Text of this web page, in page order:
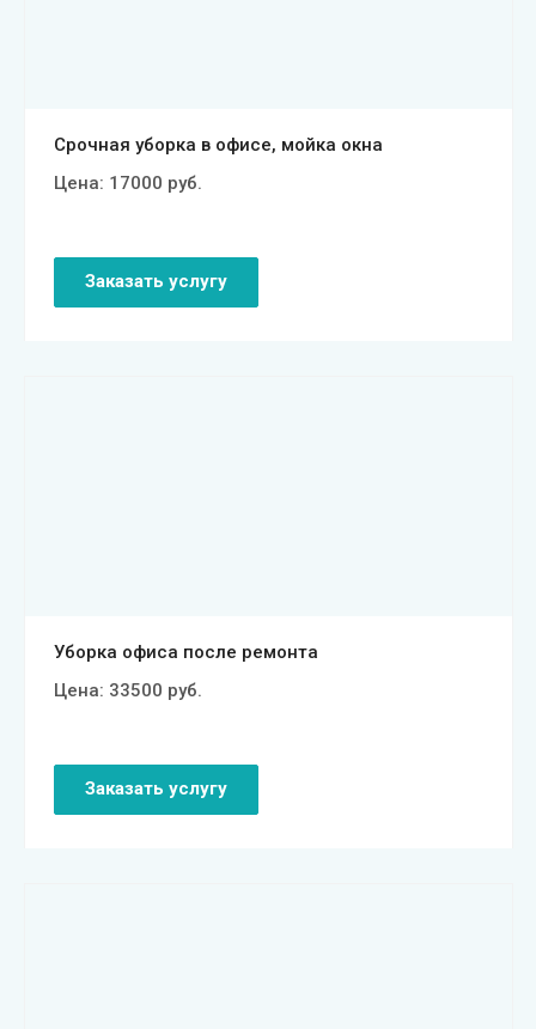
Срочная уборка в офисе, мойка окна
Цена: 17000 руб.
Заказать услугу
Уборка офиса после ремонта
Цена: 33500 руб.
Заказать услугу